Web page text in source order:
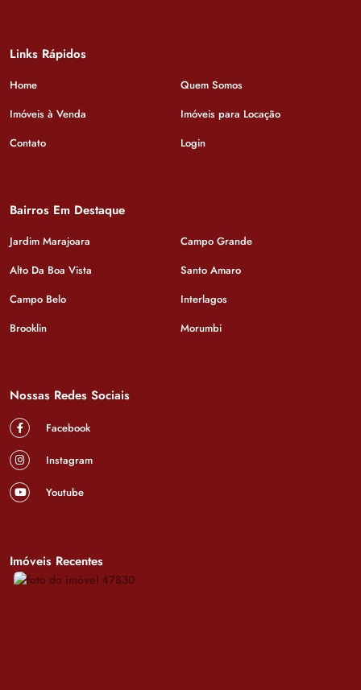
Links Rápidos
Home
Quem Somos
Imóveis à Venda
Imóveis para Locação
Contato
Login
Bairros Em Destaque
Jardim Marajoara
Campo Grande
Alto Da Boa Vista
Santo Amaro
Campo Belo
Interlagos
Brooklin
Morumbi
Nossas Redes Sociais
Facebook
Instagram
Youtube
Imóveis Recentes